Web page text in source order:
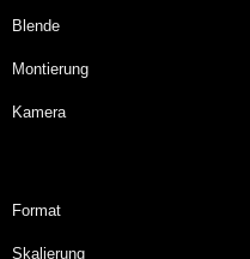
Blende
Montierung
Kamera
Format
Skalierung